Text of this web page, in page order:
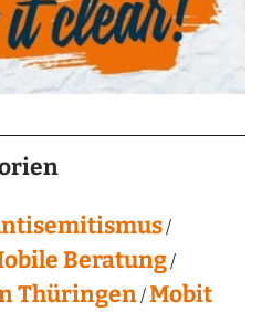
Beratung
Thüringen Mobit